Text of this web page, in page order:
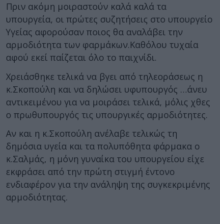
Πριν ακόμη μοιραστούν καλά καλά τα
υπουργεία, οι πρώτες συζητήσεις στο υπουργείο
Υγείας αφορούσαν ποιος θα αναλάβει την
αρμοδιότητα των φαρμάκων.Καθόλου τυχαία
αφού εκεί παίζεται όλο το παιχνίδι.
Χρειάσθηκε τελικά να βγει από τηλεοράσεως η
κ.Σκοπούλη και να δηλώσει υφυπουργός …άνευ
αντικειμένου για να μοιράσει τελικά, μόλις χθες
ο πρωθυπουργός τις υπουργικές αρμοδιότητες.
Αν και η κ.Σκοπούλη ανέλαβε τελικώς τη
δημόσια υγεία και τα πολυπόθητα φάρμακα ο
κ.Σαλμάς, η μόνη γυναίκα του υπουργείου είχε
εκφράσει από την πρώτη στιγμή έντονο
ενδιαφέρον για την ανάληψη της συγκεκριμένης
αρμοδιότητας.